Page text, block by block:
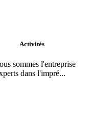
Activités
sommes l'entreprise
dans l'impré...